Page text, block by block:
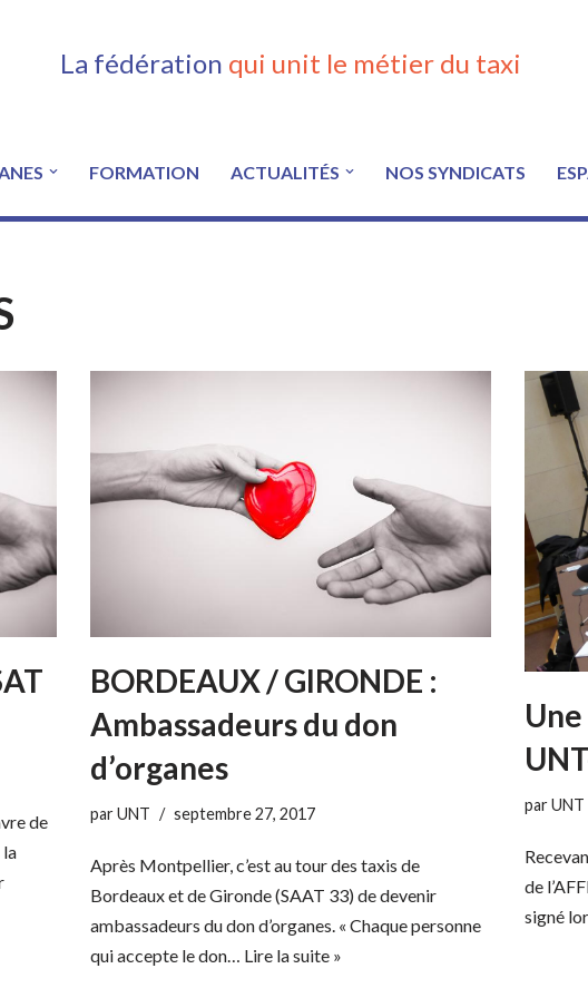
La fédération qui unit le métier du taxi
FORMATION ACTUALITÉS NOS SYNDICATS
de
la
BORDEAUX / GIRONDE :
Ambassadeurs du don
d’organes
parUNT septembre 27, 2017
Après Montpellier, c’est au tour des taxis de
Bordeaux et de Gironde (SAAT 33) de devenir
ambassadeurs du don d’organes. « Chaque personne
qui accepte le don… Lire la suite »
parUNT
de
signé